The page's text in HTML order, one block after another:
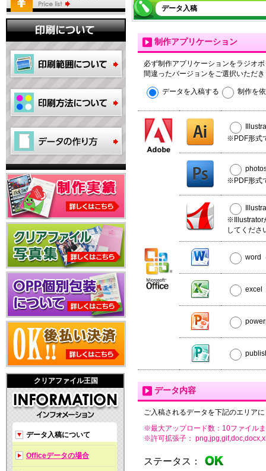
クリアファイル王国
データ入稿について
Officeデータの場合
データ入稿
制作アプリケーション
必ず制作アプリケーションをラジオ
間違ったバージョンをご選択いただ
データを入稿する 制作を
※PDF形式
※PDF形式
※Illustrator
してくださ
word
excel
データ内容
ご入稿されるデータを下記のエリア
※最大アップロード数：10ファイル
※許可拡張子：
ステータス：